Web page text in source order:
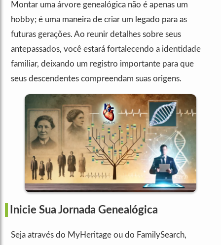
Montar uma árvore genealógica não é apenas um
hobby; é uma maneira de criar um legado para as
futuras gerações. Ao reunir detalhes sobre seus
antepassados, você estará fortalecendo a identidade
familiar, deixando um registro importante para que
seus descendentes compreendam suas origens.
Inicie Sua Jornada Genealógica
Seja através do MyHeritage ou do FamilySearch,